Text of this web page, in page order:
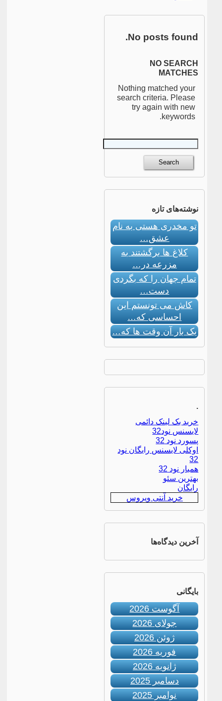
No posts found.
NO SEARCH
MATCHES
Nothing matched your
search criteria. Please
try again with new
keywords.
نوشته‌های تازه
تو مخدری هستی به نام
عشق…
کلاغ ها برگشتند به
مزرعه در…
تمام جهان را که بگردی
دست…
کاش می تونستم این
احساسی که…
یک بار آن وقت ها که…
.
خرید بک لینک دائمی
لایسنس نود32
پسورد نود 32
اوکلی لایسنس رایگان نود
32
همیار نود 32
بهترین سئو
رایگان
خرید آنتی ویروس
آخرین دیدگاه‌ها
بایگانی
آگوست 2026
جولای 2026
ژوئن 2026
فوریه 2026
ژانویه 2026
دسامبر 2025
نوامبر 2025